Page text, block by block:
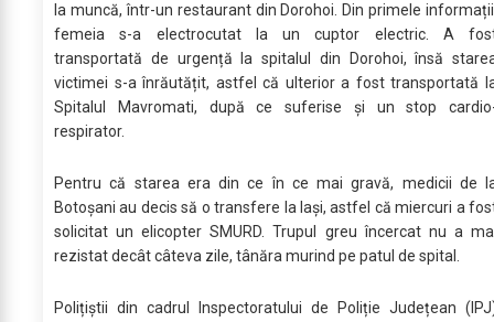
la muncă, într-un restaurant din Dorohoi. Din primele
femeia s-a electrocutat la un cuptor electric. A
transportată de urgență la spitalul din Dorohoi, însă
victimei s-a înrăutățit, astfel că ulterior a fost transportată
Spitalul Mavromati, după ce suferise și un stop
respirator.
Pentru că starea era din ce în ce mai gravă, medicii de
Botoșani au decis să o transfere la Iași, astfel că miercuri a
solicitat un elicopter SMURD. Trupul greu încercat nu a
rezistat decât câteva zile, tânăra murind pe patul de spital.
Polițiștii din cadrul Inspectoratului de Poliție Județean